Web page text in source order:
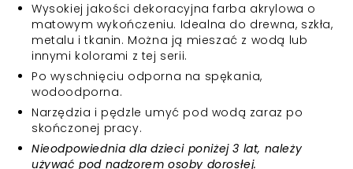
Wysokiej jakości dekoracyjna farba akrylowa o
matowym wykończeniu. Idealna do drewna, szkła,
metalu i tkanin. Można ją mieszać z wodą lub
innymi kolorami z tej serii.
Po wyschnięciu odporna na spękania,
wodoodporna.
Narzędzia i pędzle umyć pod wodą zaraz po
skończonej pracy.
Nieodpowiednia dla dzieci poniżej 3 lat, należy
używać pod nadzorem osoby dorosłej.